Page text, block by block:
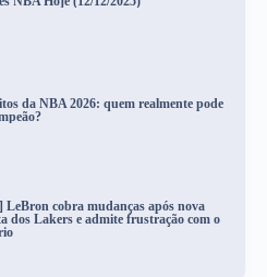
da NBA 2026: quem realmente pode
LeBron cobra mudanças após nova
dos Lakers e admite frustração com o